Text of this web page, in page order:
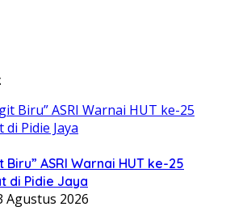
Biru” ASRI Warnai HUT ke-25
di Pidie Jaya
Agustus 2026